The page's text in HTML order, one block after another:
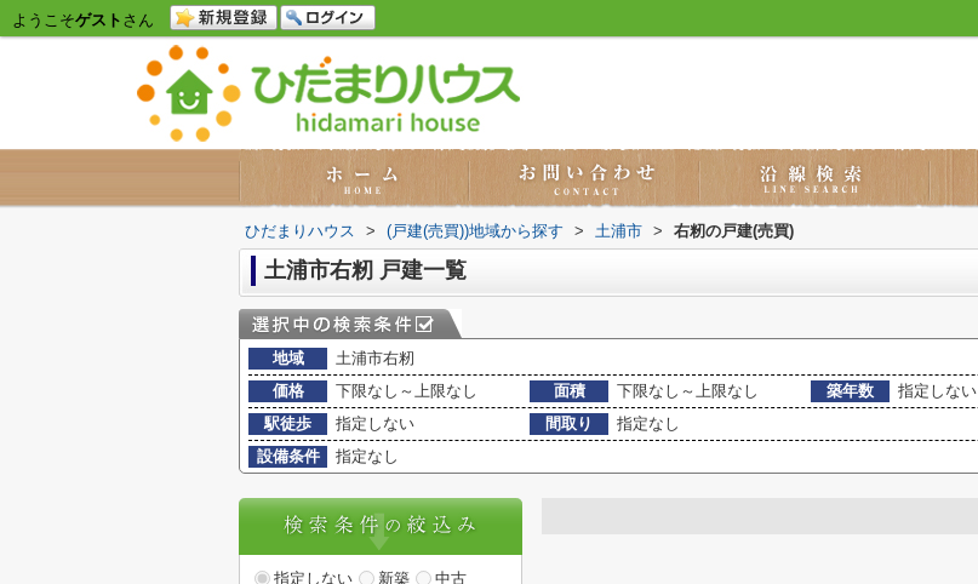
ようこそゲスト さん
ひだまりハウス > (戸建(売買))地域から探す > 土浦市 > 右籾の戸建(売買)
土浦市右籾 戸建一覧
地域
土浦市右籾
価格
下限なし～上限なし 面積 下限なし～上限なし 築年数
指定しない
駅徒歩
指定しない 間取り
指定なし
設備条件
指定なし
指定しない 新築
中古